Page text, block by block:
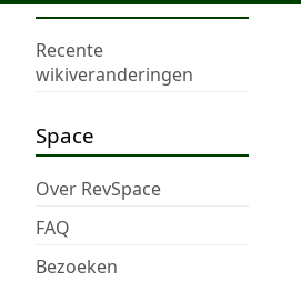
Recente
wikiveranderingen
Space
Over RevSpace
FAQ
Bezoeken